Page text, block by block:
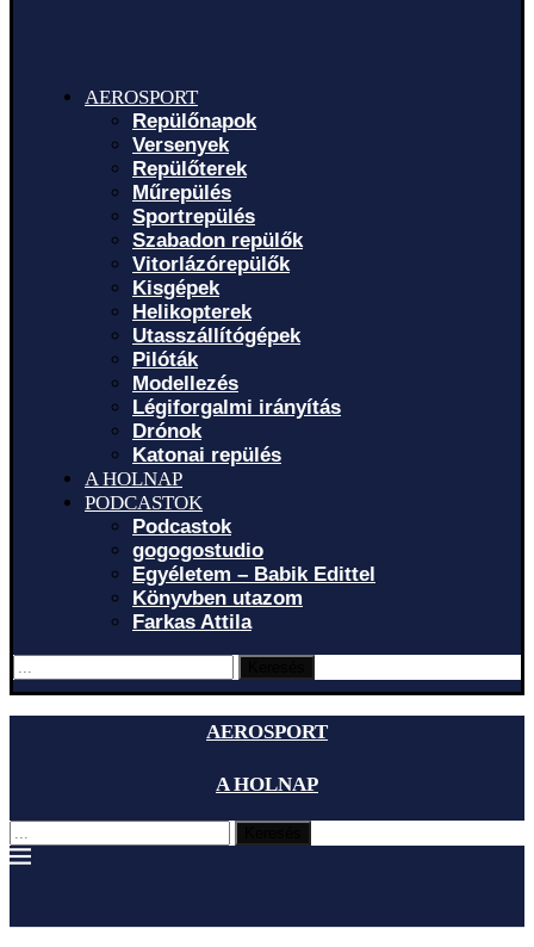
AEROSPORT
Repülőnapok
Versenyek
Repülőterek
Műrepülés
Sportrepülés
Szabadon repülők
Vitorlázórepülők
Kisgépek
Helikopterek
Utasszállítógépek
Pilóták
Modellezés
Légiforgalmi irányítás
Drónok
Katonai repülés
A HOLNAP
PODCASTOK
Podcastok
gogogostudio
Egyéletem – Babik Edittel
Könyvben utazom
Farkas Attila
AEROSPORT
A HOLNAP